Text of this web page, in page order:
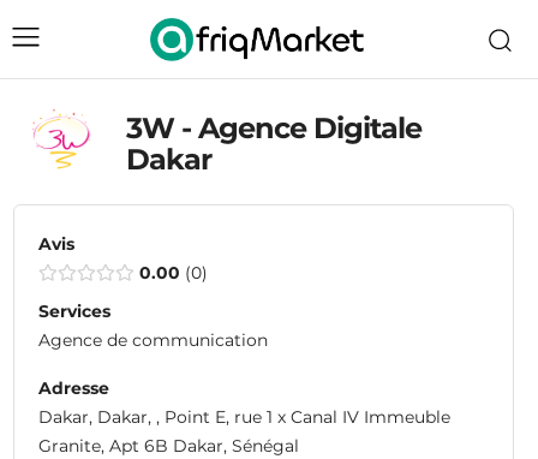
3W - Agence Digitale
Dakar
Avis
0.00 0
Services
Agence de communication
Adresse
Dakar, Dakar, , Point E, rue 1 x Canal IV Immeuble
Granite, Apt 6B Dakar, Sénégal